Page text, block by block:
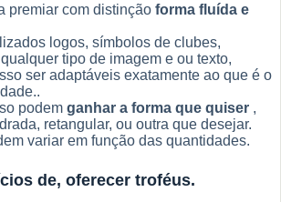
premiar com distinção forma fluída e
logos, símbolos de clubes,
tipo de imagem e ou texto,
ser adaptáveis exatamente ao que é o
podem ganhar a forma que quiser ,
retangular, ou outra que desejar.
variar em função das quantidades.
de, oferecer troféus.